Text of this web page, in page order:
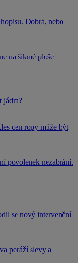
Dobrá, nebo
na šikmé ploše
jádra?
cen ropy může být
povolenek nezabrání.
se nový intervenční
poráží slevy a